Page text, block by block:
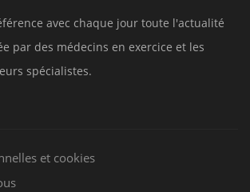
avec chaque jour toute l'actualité
par des médecins en exercice et les
spécialistes.
et cookies